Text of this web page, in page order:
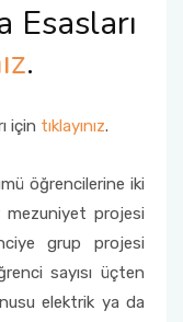
Esasları
.
için tıklayınız.
öğrencilerine iki
mezuniyet projesi
grup projesi
sayısı üçten
elektrik ya da